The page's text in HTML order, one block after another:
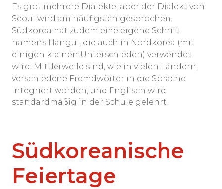
Es gibt mehrere Dialekte, aber der Dialekt von
Seoul wird am häufigsten gesprochen.
Südkorea hat zudem eine eigene Schrift
namens Hangul, die auch in Nordkorea (mit
einigen kleinen Unterschieden) verwendet
wird. Mittlerweile sind, wie in vielen Ländern,
verschiedene Fremdwörter in die Sprache
integriert worden, und Englisch wird
standardmäßig in der Schule gelehrt.
Südkoreanische
Feiertage